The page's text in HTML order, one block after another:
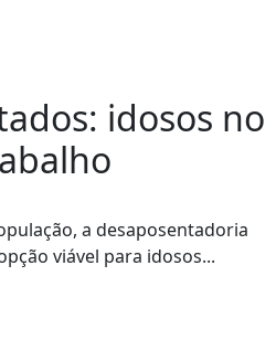
idosos no
a desaposentadoria
viável para idosos...